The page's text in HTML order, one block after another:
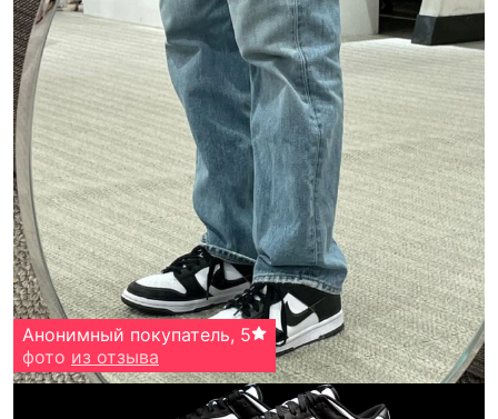
Анонимный покупатель, 5
фото из отзыва